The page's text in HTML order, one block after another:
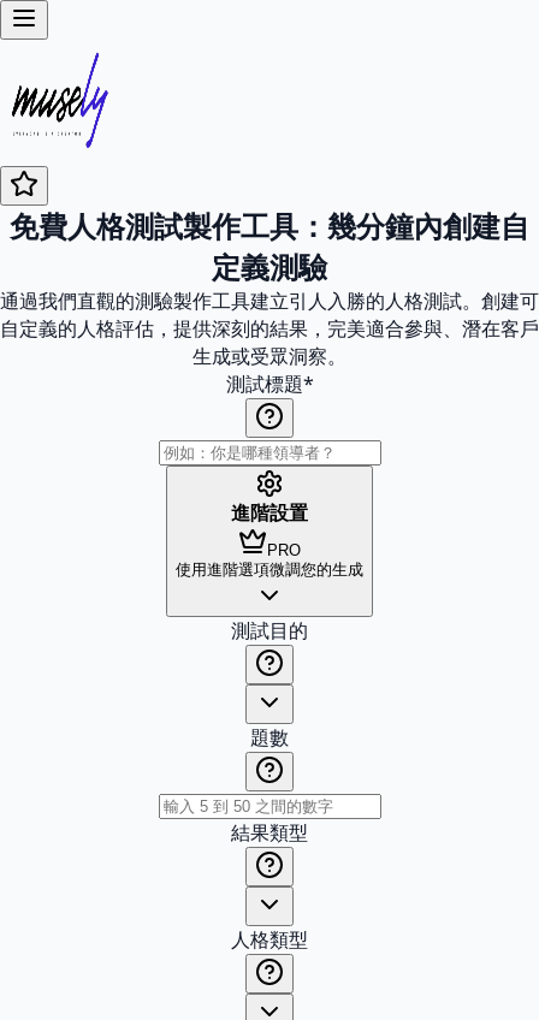
免費人格測試製作工具：幾分鐘內創建自
定義測驗
通過我們直觀的測驗製作工具建立引人入勝的人格測試。創建可
自定義的人格評估，提供深刻的結果，完美適合參與、潛在客戶
生成或受眾洞察。
測試標題*
進階設置
PRO
使用進階選項微調您的生成
測試目的
題數
結果類型
人格類型